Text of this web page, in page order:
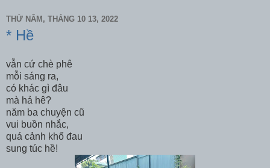
THỨ NĂM, THÁNG 10 13, 2022
* Hề
vẫn cứ chè phê
mỗi sáng ra,
có khác gì đâu
mà hả hê?
năm ba chuyện cũ
vui buồn nhắc,
quá cảnh khổ đau
sung túc hề!